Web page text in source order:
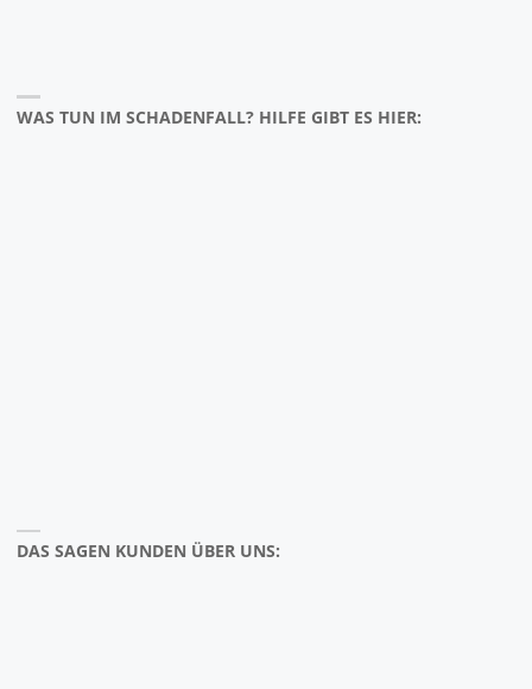
WAS TUN IM SCHADENFALL? HILFE GIBT ES HIER:
DAS SAGEN KUNDEN ÜBER UNS: